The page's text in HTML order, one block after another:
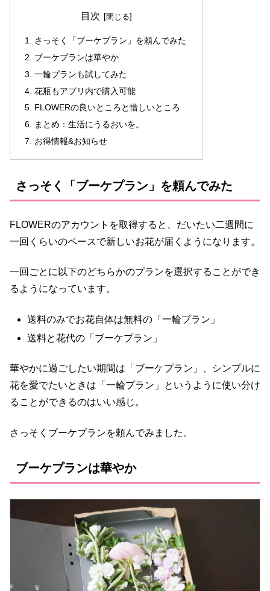
目次
さっそく「ブーケプラン」を頼んでみた
ブーケプランは華やか
一輪プランも試してみた
花瓶もアプリ内で購入可能
FLOWERの良いところと惜しいところ
まとめ：生活にうるおいを。
お得情報&お知らせ
さっそく「ブーケプラン」を頼んでみた
FLOWERのアカウントを取得すると、だいたい二週間に
一回くらいのペースで新しいお花が届くようになります。
一回ごとに以下のどちらかのプランを選択することができ
るようになっています。
送料のみでお花自体は無料の「一輪プラン」
送料と花代の「ブーケプラン」
華やかに過ごしたい期間は「ブーケプラン」、シンプルに
花を愛でたいときは「一輪プラン」というように使い分け
ることができるのはいい感じ。
さっそくブーケプランを頼んでみました。
ブーケプランは華やか